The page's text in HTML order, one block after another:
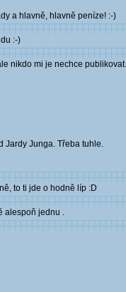
a hlavně, hlavně peníze! :-)
:-)
nikdo mi je nechce
Jardy Junga. Třeba tuhle.
to ti jde o hodně líp :D
alespoň jednu .